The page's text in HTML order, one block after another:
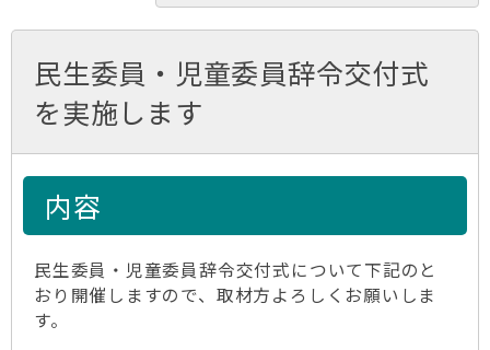
民生委員・児童委員辞令交付式
を実施します
内容
民生委員・児童委員辞令交付式について下記のと
おり開催しますので、取材方よろしくお願いしま
す。